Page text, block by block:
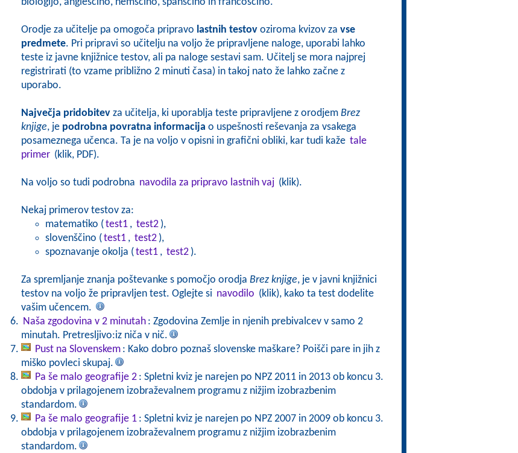
Orodje za učitelje pa omogoča pripravo lastnih testovoziroma kvizov za vse
predmete. Pri pripravi so učitelju na voljo že pripravljene naloge, uporabi lahko
teste iz javne knjižnice testov, ali pa naloge sestavi sam. Učitelj se mora najprej
registrirati (to vzame približno 2 minuti časa) in takoj nato že lahko začne z
uporabo.
Največja pridobitevza učitelja, ki uporablja teste pripravljene z orodjem Brez
knjige, je podrobna povratna informacija o uspešnosti reševanja za vsakega
posameznega učenca. Ta je na voljo v opisni in grafični obliki, kar tudi kaže tale
primer (klik, PDF).
Na voljo so tudi podrobna navodila za pripravo lastnih vaj (klik).
Nekaj primerov testov za:
matematiko (test1 , test2 ),
slovenščino (test1 , test2 ),
spoznavanje okolja (test1 , test2 ).
Za spremljanje znanja poštevanke s pomočjo orodja Brez knjige, je v javni knjižnici
testov na voljo že pripravljen test. Oglejte si navodilo (klik), kako ta test dodelite
vašim učencem.
Naša zgodovina v 2 minutah : Zgodovina Zemlje in njenih prebivalcev v samo 2
minutah. Pretresljivo:iz niča v nič.
Pust na Slovenskem : Kako dobro poznaš slovenske maškare? Poišči pare in jih z
miško povleci skupaj.
Pa še malo geografije 2 : Spletni kviz je narejen po NPZ 2011 in 2013 ob koncu 3.
obdobja v prilagojenem izobraževalnem programu z nižjim izobrazbenim
standardom.
Pa še malo geografije 1 : Spletni kviz je narejen po NPZ 2007 in 2009 ob koncu 3.
obdobja v prilagojenem izobraževalnem programu z nižjim izobrazbenim
standardom.